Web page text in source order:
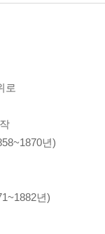
로
년)
년)